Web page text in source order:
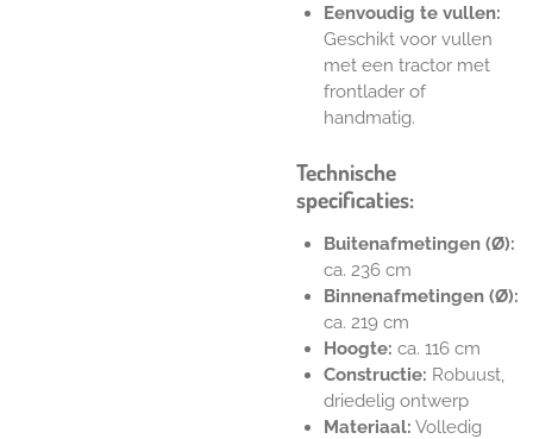
Eenvoudig te vullen:
Geschikt voor vullen
met een tractor met
frontlader of
handmatig.
Technische
specificaties:
Buitenafmetingen (Ø):
ca. 236 cm
Binnenafmetingen (Ø):
ca. 219 cm
Hoogte: ca. 116 cm
Constructie: Robuust,
driedelig ontwerp
Materiaal: Volledig